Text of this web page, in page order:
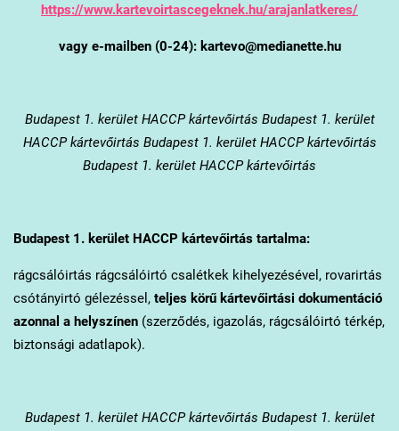
https://www.kartevoirtascegeknek.hu/arajanlatkeres/
vagy e-mailben (0-24): kartevo@medianette.hu
Budapest 1. kerületHACCP kártevőirtás Budapest 1. kerület
HACCP kártevőirtás Budapest 1. kerület HACCP kártevőirtás
Budapest 1. kerület HACCP kártevőirtás
Budapest 1. kerületHACCP kártevőirtás tartalma:
rágcsálóirtás rágcsálóirtó csalétkek kihelyezésével, rovarirtás
csótányirtó gélezéssel, teljes körű kártevőirtási dokumentáció
azonnal a helyszínen(szerződés, igazolás, rágcsálóirtó térkép,
biztonsági adatlapok).
Budapest 1. kerületHACCP kártevőirtás Budapest 1. kerület